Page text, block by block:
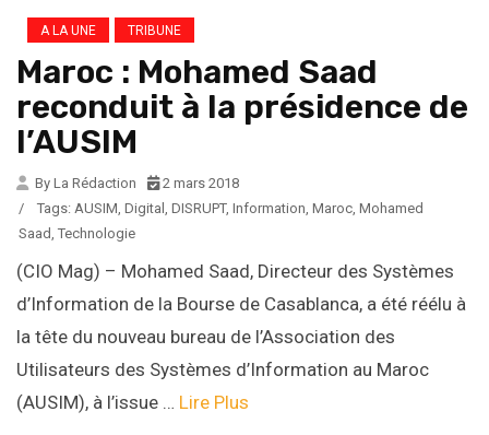
A LA UNE TRIBUNE
Maroc : Mohamed Saad
reconduit à la présidence de
l’AUSIM
By La Rédaction
2 mars 2018
/
Tags: AUSIM Digital DISRUPT, Information Maroc Mohamed
Saad Technologie
(CIO Mag) – Mohamed Saad, Directeur des Systèmes
d’Information de la Bourse de Casablanca, a été réélu à
la tête du nouveau bureau de l’Association des
Utilisateurs des Systèmes d’Information au Maroc
(AUSIM), à l’issue … Lire Plus